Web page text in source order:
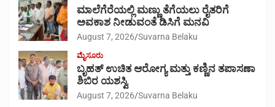
ಮಾಲೆಗೆರೆಯಲ್ಲಿ ಮಣ್ಣು ತೆಗೆಯಲು ರೈತರಿಗೆ
ಅವಕಾಶ ನೀಡುವಂತೆ ಡಿಸಿಗೆ ಮನವಿ
August 7, 2026 Suvarna Belaku
ಮೈಸೂರು
ಬೃಹತ್ ಉಚಿತ ಆರೋಗ್ಯ ಮತ್ತು ಕಣ್ಣಿನ ತಪಾಸಣಾ
ಶಿಬಿರ ಯಶಸ್ವಿ
August 7, 2026 Suvarna Belaku